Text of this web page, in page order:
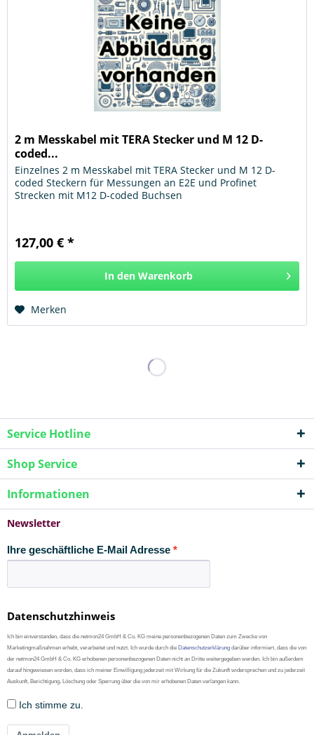
2 m Messkabel mit TERA Stecker und M 12 D-
coded...
Einzelnes 2 m Messkabel mit TERA Stecker und M 12 D-
coded Steckern für Messungen an E2E und Profinet
Strecken mit M12 D-coded Buchsen
127,00 € *
In den Warenkorb
Merken
Service Hotline
Shop Service
Informationen
Newsletter
Ihre geschäftliche E-Mail Adresse
Datenschutzhinweis
Ich bin einverstanden, dass die netmon24 GmbH & Co. KG meine personenbezogenen Daten zum Zwecke von
Marketingmaßnahmen erhebt, verarbeitet und nutzt. Ich wurde durch die Datenschutzerklärung darüber informiert, dass die von
der netmon24 GmbH & Co. KG erhobenen personenbezogenen Daten nicht an Dritte weitergegeben werden. Ich bin außerdem
darauf hingewiesen worden, dass ich meiner Einwilligung jederzeit mit Wirkung für die Zukunft widersprechen und zu jederzeit
Auskunft, Berichtigung, Löschung oder Sperrung über die von mir erhobenen Daten verlangen kann.
Ich stimme zu.